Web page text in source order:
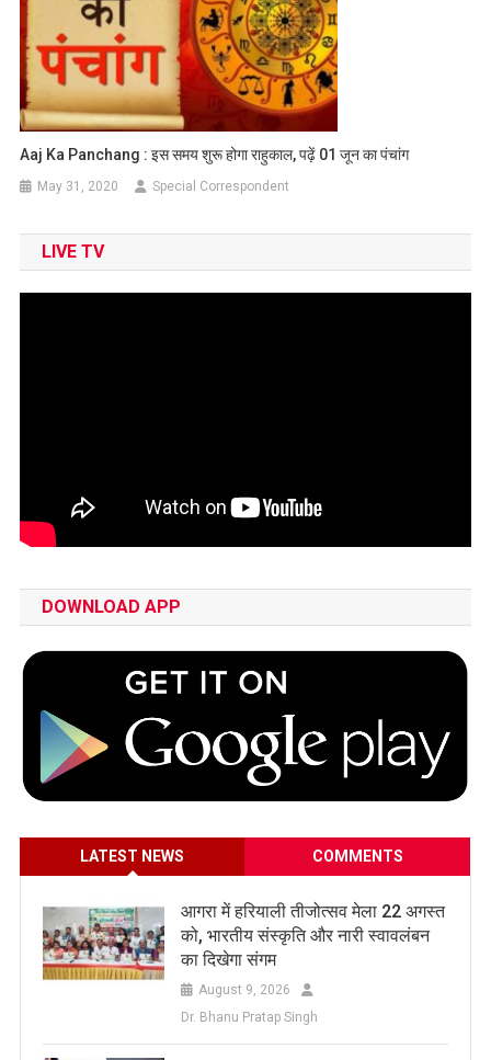
Aaj Ka Panchang : इस समय शुरू होगा राहुकाल, पढ़ें 01 जून का पंचांग
May 31, 2020 Special Correspondent
LIVE TV
DOWNLOAD APP
LATEST NEWS COMMENTS
आगरा में हरियाली तीजोत्सव मेला 22 अगस्त
को, भारतीय संस्कृति और नारी स्वावलंबन
का दिखेगा संगम
August 9, 2026
Dr. Bhanu Pratap Singh